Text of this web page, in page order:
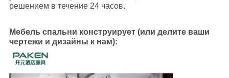
решением в течение 24 часов.
Мебель спальни конструирует (или делите ваши
чертежи и дизайны к нам):